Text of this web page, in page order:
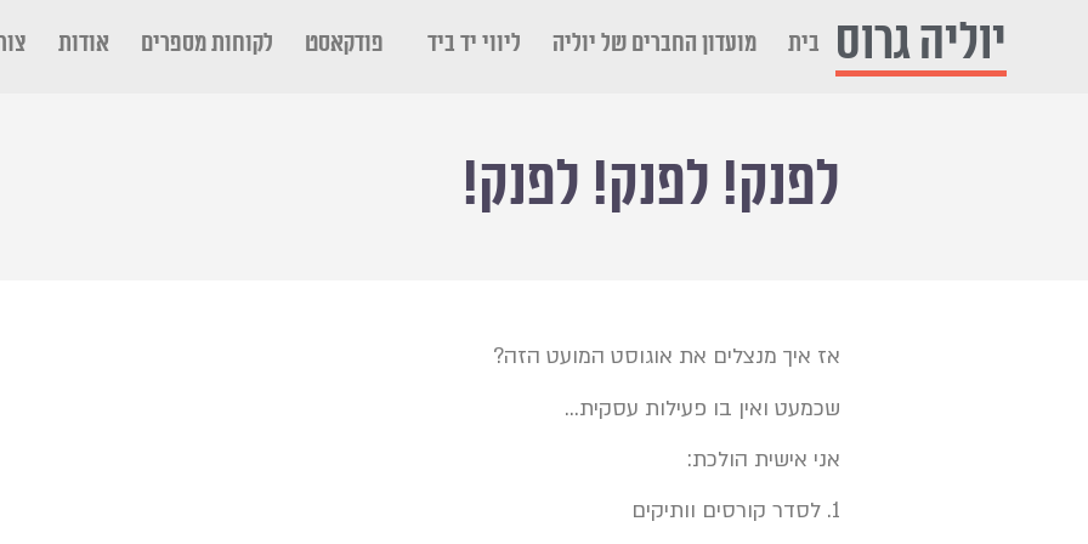
יוליה גרוס בית מועדון החברים של יוליה ליווי יד ביד פודקאסט לקוחות מספרים אודות
לפנק! לפנק! לפנק!
אז איך מנצלים את אוגוסט המועט הזה?
שכמעט ואין בו פעילות עסקית…
אני אישית הולכת:
1. לסדר קורסים וותיקים